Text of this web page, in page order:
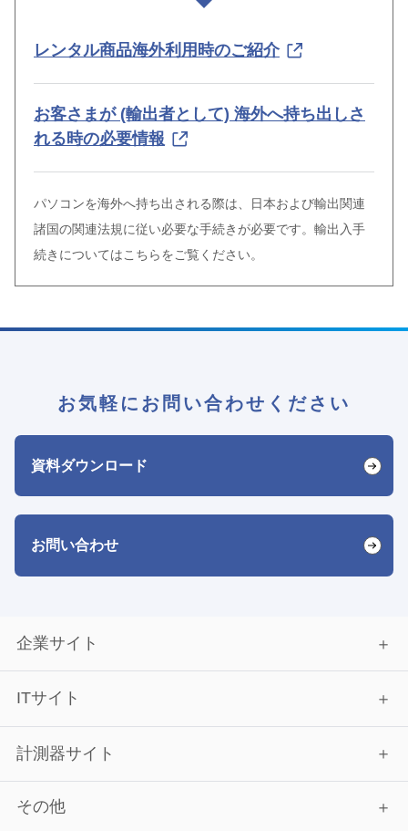
レンタル商品海外利用時のご紹介
お客さまが (輸出者として) 海外へ持ち出しさ
れる時の必要情報
パソコンを海外へ持ち出される際は、日本および輸出関連
諸国の関連法規に従い必要な手続きが必要です。輸出入手
続きについてはこちらをご覧ください。
お気軽にお問い合わせください
資料ダウンロード
お問い合わせ
企業サイト
ITサイト
計測器サイト
その他